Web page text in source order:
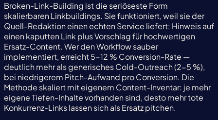
Broken-Link-Building ist die seriöseste Form
skalierbaren Linkbuildings. Sie funktioniert, weil sie der
Quell-Redaktion einen echten Service liefert: Hinweis auf
einen kaputten Link plus Vorschlag für hochwertigen
Ersatz-Content. Wer den Workflow sauber
implementiert, erreicht 5-12 % Conversion-Rate —
deutlich mehr als generisches Cold-Outreach (2-5 %),
bei niedrigerem Pitch-Aufwand pro Conversion. Die
Methode skaliert mit eigenem Content-Inventar: je mehr
eigene Tiefen-Inhalte vorhanden sind, desto mehr tote
Konkurrenz-Links lassen sich als Ersatz pitchen.